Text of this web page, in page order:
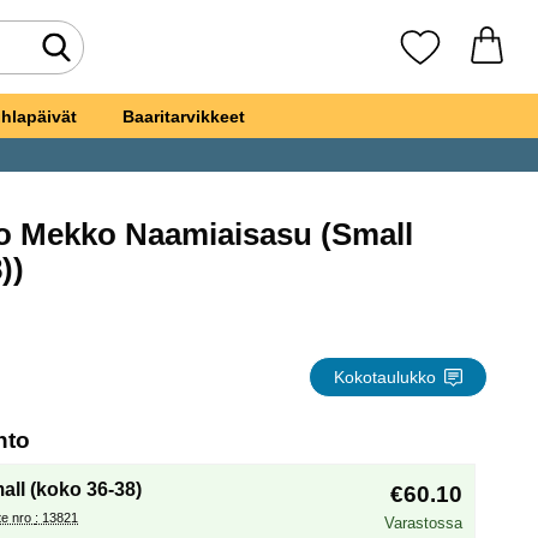
Tee haku Suosikkini
Baaritarvikkeet
Mekko Naamiaisasu (Small
Kokotaulukko
(koko 36-38)
Tuote nro : 13821
€60.10
Varastossa